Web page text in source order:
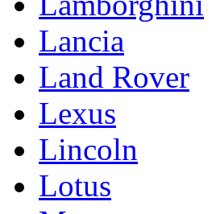
Lancia
Land Rover
Lexus
Lincoln
Lotus